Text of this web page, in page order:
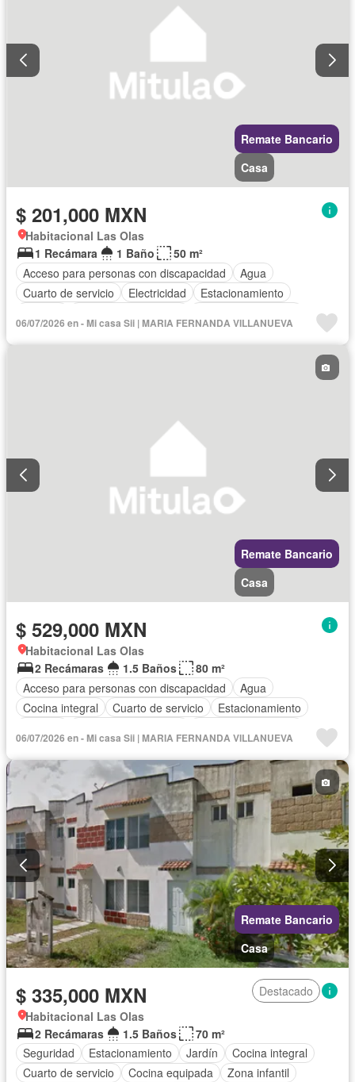
Remate Bancario
Casa
$ 201,000 MXN
Habitacional Las Olas
1 Recámara
1 Baño
50 m²
Acceso para personas con discapacidad
Agua
Cuarto de servicio
Electricidad
Estacionamiento
Sin amueblar
06/07/2026 en - Mi casa Sii | MARIA FERNANDA VILLANUEVA
Remate Bancario
Casa
$ 529,000 MXN
Habitacional Las Olas
2 Recámaras
1.5 Baños
80 m²
Acceso para personas con discapacidad
Agua
Cocina integral
Cuarto de servicio
Estacionamiento
Sin amueblar
06/07/2026 en - Mi casa Sii | MARIA FERNANDA VILLANUEVA
Remate Bancario
Casa
$ 335,000 MXN
Destacado
Habitacional Las Olas
2 Recámaras
1.5 Baños
70 m²
Seguridad
Estacionamiento Jardín
Cocina integral
Cuarto de servicio
Cocina equipada
Zona infantil